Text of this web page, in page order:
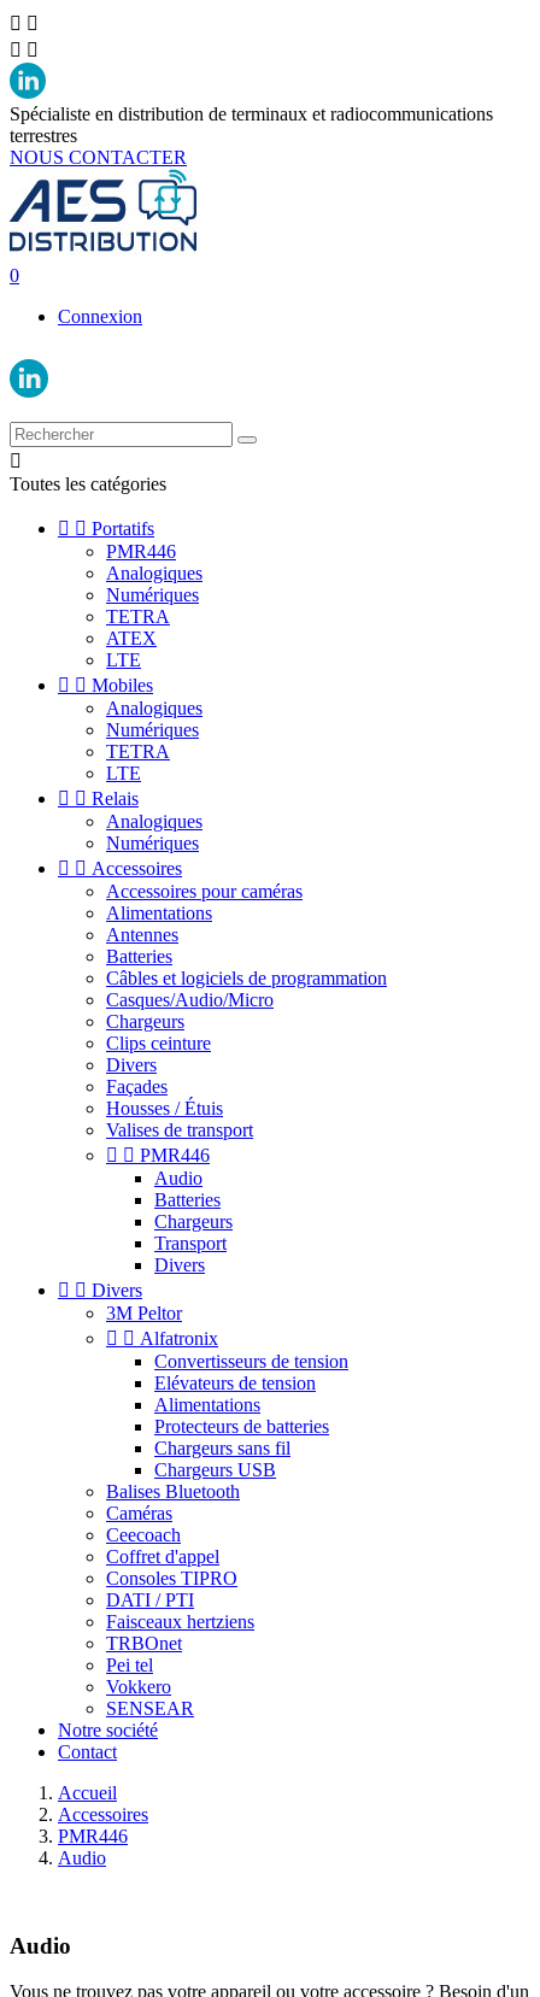
 
 
Spécialiste en distribution de terminaux et radiocommunications
terrestres
NOUS CONTACTER
0
Connexion

Toutes les catégories
  Portatifs
PMR446
Analogiques
Numériques
TETRA
ATEX
LTE
  Mobiles
Analogiques
Numériques
TETRA
LTE
  Relais
Analogiques
Numériques
  Accessoires
Accessoires pour caméras
Alimentations
Antennes
Batteries
Câbles et logiciels de programmation
Casques/Audio/Micro
Chargeurs
Clips ceinture
Divers
Façades
Housses / Étuis
Valises de transport
  PMR446
Audio
Batteries
Chargeurs
Transport
Divers
  Divers
3M Peltor
  Alfatronix
Convertisseurs de tension
Elévateurs de tension
Alimentations
Protecteurs de batteries
Chargeurs sans fil
Chargeurs USB
Balises Bluetooth
Caméras
Ceecoach
Coffret d'appel
Consoles TIPRO
DATI / PTI
Faisceaux hertziens
TRBOnet
Pei tel
Vokkero
SENSEAR
Notre société
Contact
Accueil
Accessoires
PMR446
Audio
Audio
Vous ne trouvez pas votre appareil ou votre accessoire ? Besoin d'un